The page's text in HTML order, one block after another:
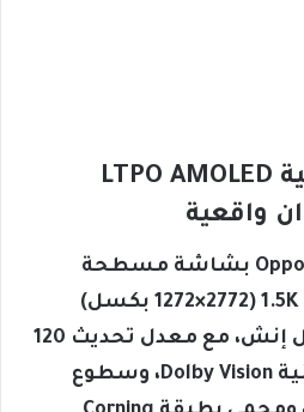
شاشة مذهلة بتقنية LTPO AMOLED
واقعية
يأتي هاتف Oppo Find X9 Pro بشاشة مسطحة
بقياس 6.78 إنش بدقة 1.5K (1272×2772 بكسل)
وكثافة 450 بيكسل لكل إنش، مع معدل تحديث 120
هرتز يدعم HDR10+ وتقنية Dolby Vision، وسطوع